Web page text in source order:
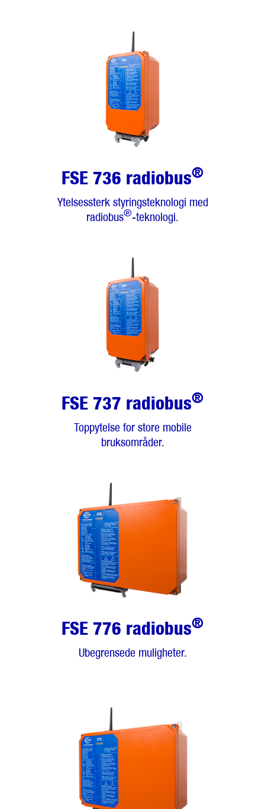
FSE 736 radiobus®
Ytelsessterk styringsteknologi med
radiobus®-teknologi.
FSE 737 radiobus®
Toppytelse for store mobile
bruksområder.
FSE 776 radiobus®
Ubegrensede muligheter.